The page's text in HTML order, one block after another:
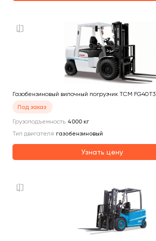
Газобензиновый вилочный погрузчик TCM FG40T3
Под заказ
Грузоподъемность 4000 кг
Тип двигателя газобензиновый
Узнать цену